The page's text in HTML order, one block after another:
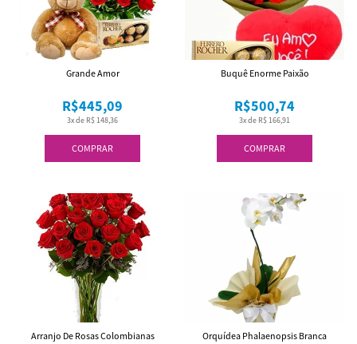
COMPRAR
3x de R$ 148,36
R$445,09
Grande Amor
COMPRAR
3x de R$ 166,91
R$500,74
Buquê Enorme Paixão
Arranjo De Rosas Colombianas
Orquídea Phalaenopsis Branca